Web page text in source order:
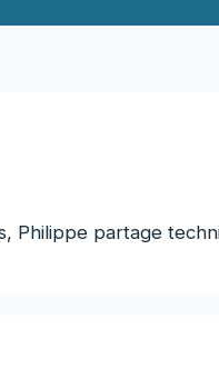
Philippe partage